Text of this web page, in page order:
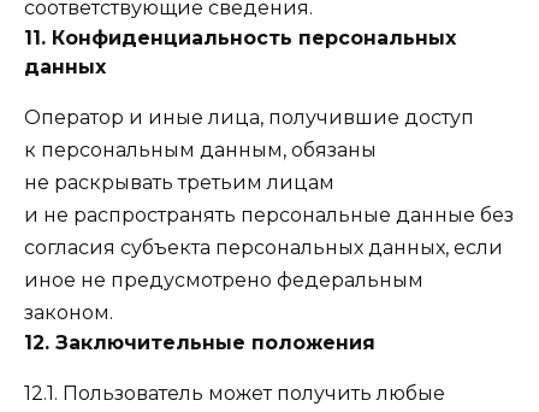
соответствующие сведения.
11. Конфиденциальность персональных
данных
Оператор и иные лица, получившие доступ
к персональным данным, обязаны
не раскрывать третьим лицам
и не распространять персональные данные без
согласия субъекта персональных данных, если
иное не предусмотрено федеральным
законом.
12. Заключительные положения
12.1. Пользователь может получить любые